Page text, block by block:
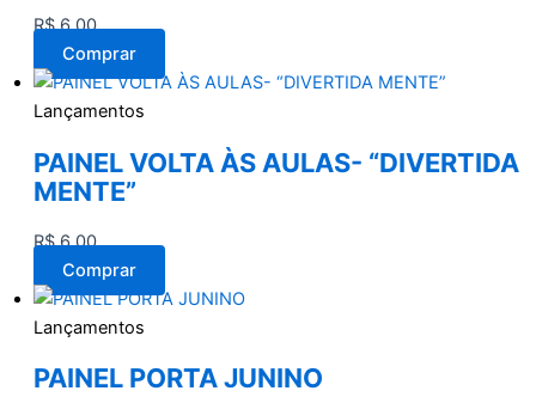
R$6,00
Comprar
Lançamentos
PAINEL VOLTA ÀS AULAS- “DIVERTIDA
MENTE”
R$6,00
Comprar
Lançamentos
PAINEL PORTA JUNINO